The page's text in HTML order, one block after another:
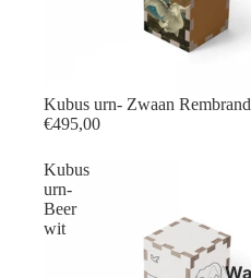
Kubus urn- Zwaan
€495,00
Kubus
urn-
Beer
wit